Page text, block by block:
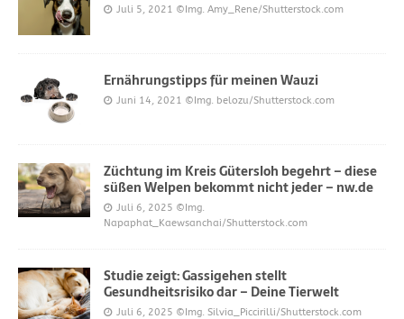
Juli 5, 2021 ©Img. Amy_Rene/Shutterstock.com
Ernährungstipps für meinen Wauzi
Juni 14, 2021 ©Img. belozu/Shutterstock.com
Züchtung im Kreis Gütersloh begehrt – diese
süßen Welpen bekommt nicht jeder – nw.de
Juli 6, 2025 ©Img.
Napaphat_Kaewsanchai/Shutterstock.com
Studie zeigt: Gassigehen stellt
Gesundheitsrisiko dar – Deine Tierwelt
Juli 6, 2025 ©Img. Silvia_Piccirilli/Shutterstock.com